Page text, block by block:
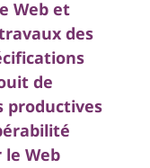
Web et
des
de
productives
Web